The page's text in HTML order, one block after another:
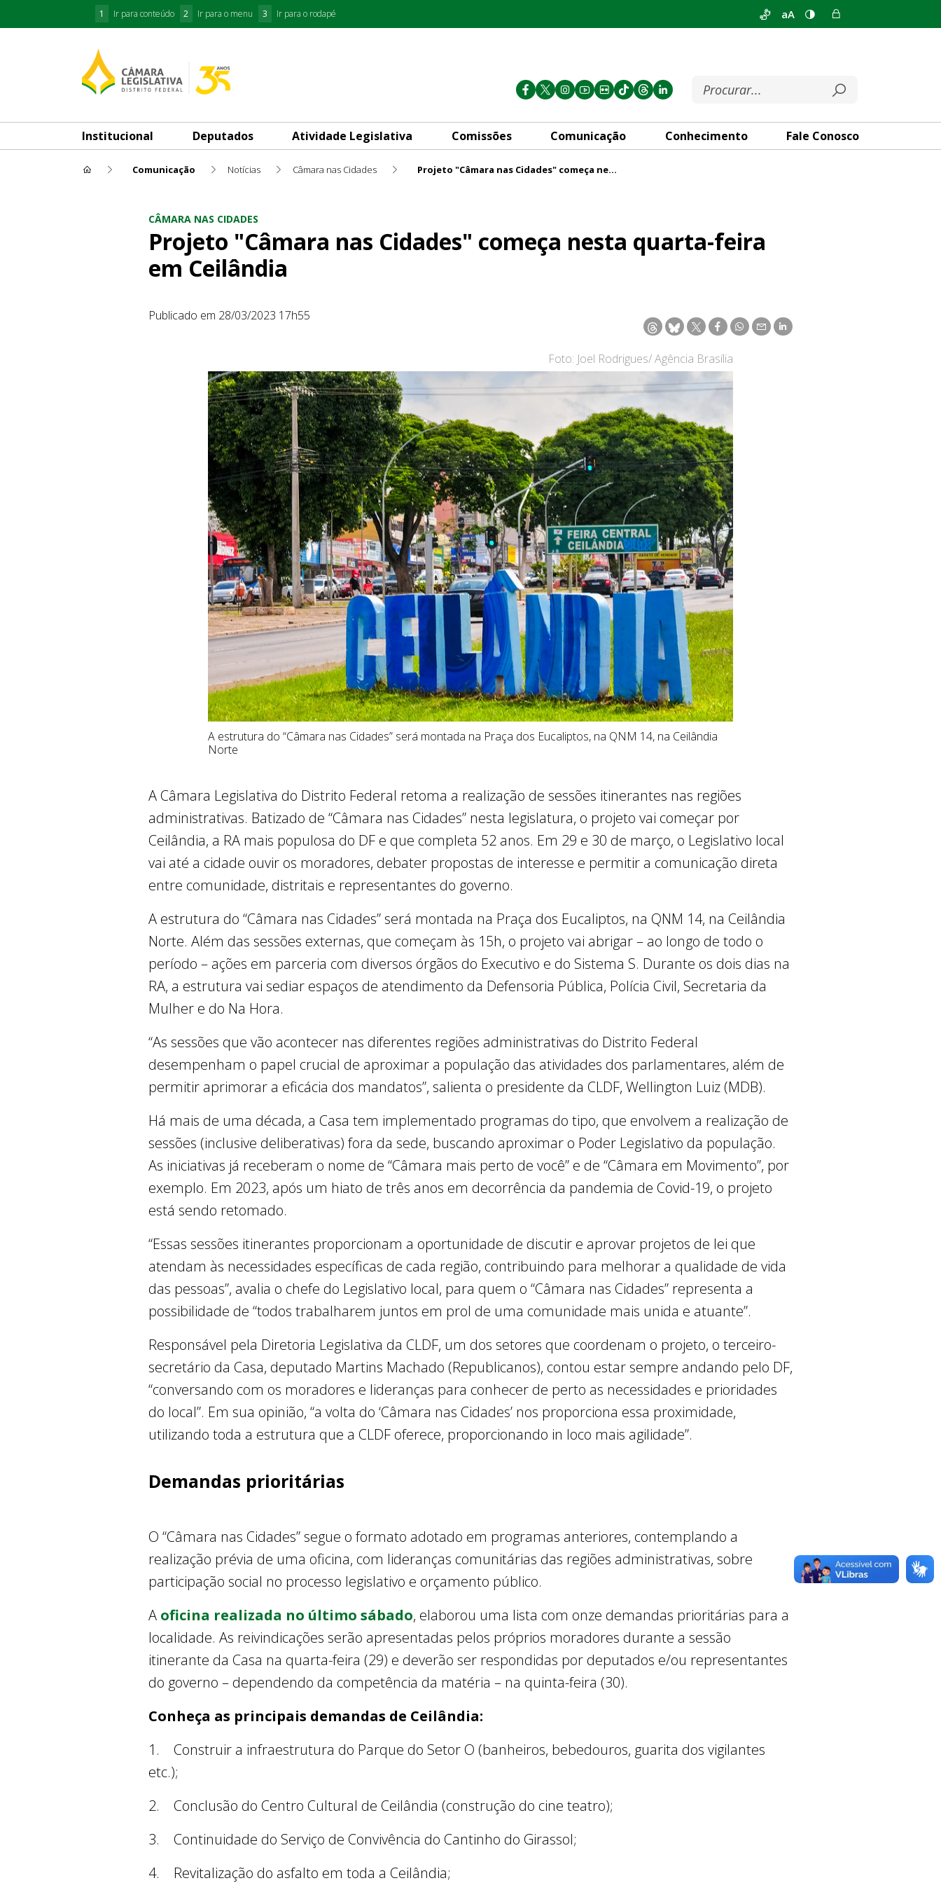
1 Ir para conteúdo 2 Ir para o menu 3 Ir para o rodapé aA
Institucional Deputados Atividade Legislativa Comissões Comunicação Conhecimento Fale Conosco
Comunicação Notícias Câmara nas Cidades Projeto "Câmara nas Cidades" começa nesta quarta-feira em Ceilândia
CÂMARA NAS CIDADES
Projeto "Câmara nas Cidades" começa nesta quarta-feira
em Ceilândia
Publicado em 28/03/2023 17h55
Foto: Joel Rodrigues/ Agência Brasília
A estrutura do “Câmara nas Cidades” será montada na Praça dos Eucaliptos, na QNM 14, na Ceilândia
Norte
A Câmara Legislativa do Distrito Federal retoma a realização de sessões itinerantes nas regiões
administrativas. Batizado de “Câmara nas Cidades” nesta legislatura, o projeto vai começar por
Ceilândia, a RA mais populosa do DF e que completa 52 anos. Em 29 e 30 de março, o Legislativo local
vai até a cidade ouvir os moradores, debater propostas de interesse e permitir a comunicação direta
entre comunidade, distritais e representantes do governo.
A estrutura do “Câmara nas Cidades” será montada na Praça dos Eucaliptos, na QNM 14, na Ceilândia
Norte. Além das sessões externas, que começam às 15h, o projeto vai abrigar – ao longo de todo o
período – ações em parceria com diversos órgãos do Executivo e do Sistema S. Durante os dois dias na
RA, a estrutura vai sediar espaços de atendimento da Defensoria Pública, Polícia Civil, Secretaria da
Mulher e do Na Hora.
“As sessões que vão acontecer nas diferentes regiões administrativas do Distrito Federal
desempenham o papel crucial de aproximar a população das atividades dos parlamentares, além de
permitir aprimorar a eficácia dos mandatos”, salienta o presidente da CLDF, Wellington Luiz (MDB).
Há mais de uma década, a Casa tem implementado programas do tipo, que envolvem a realização de
sessões (inclusive deliberativas) fora da sede, buscando aproximar o Poder Legislativo da população.
As iniciativas já receberam o nome de “Câmara mais perto de você” e de “Câmara em Movimento”, por
exemplo. Em 2023, após um hiato de três anos em decorrência da pandemia de Covid-19, o projeto
está sendo retomado.
“Essas sessões itinerantes proporcionam a oportunidade de discutir e aprovar projetos de lei que
atendam às necessidades específicas de cada região, contribuindo para melhorar a qualidade de vida
das pessoas”, avalia o chefe do Legislativo local, para quem o “Câmara nas Cidades” representa a
possibilidade de “todos trabalharem juntos em prol de uma comunidade mais unida e atuante”.
Responsável pela Diretoria Legislativa da CLDF, um dos setores que coordenam o projeto, o terceiro-
secretário da Casa, deputado Martins Machado (Republicanos), contou estar sempre andando pelo DF,
“conversando com os moradores e lideranças para conhecer de perto as necessidades e prioridades
do local”. Em sua opinião, “a volta do ‘Câmara nas Cidades’ nos proporciona essa proximidade,
utilizando toda a estrutura que a CLDF oferece, proporcionando in loco mais agilidade”.
Demandas prioritárias
O “Câmara nas Cidades” segue o formato adotado em programas anteriores, contemplando a
realização prévia de uma oficina, com lideranças comunitárias das regiões administrativas, sobre
participação social no processo legislativo e orçamento público.
A oficina realizada no último sábado, elaborou uma lista com onze demandas prioritárias para a
localidade. As reivindicações serão apresentadas pelos próprios moradores durante a sessão
itinerante da Casa na quarta-feira (29) e deverão ser respondidas por deputados e/ou representantes
do governo – dependendo da competência da matéria – na quinta-feira (30).
Conheça as principais demandas de Ceilândia:
1. Construir a infraestrutura do Parque do Setor O (banheiros, bebedouros, guarita dos vigilantes
etc.);
2. Conclusão do Centro Cultural de Ceilândia (construção do cine teatro);
3. Continuidade do Serviço de Convivência do Cantinho do Girassol;
4. Revitalização do asfalto em toda a Ceilândia;